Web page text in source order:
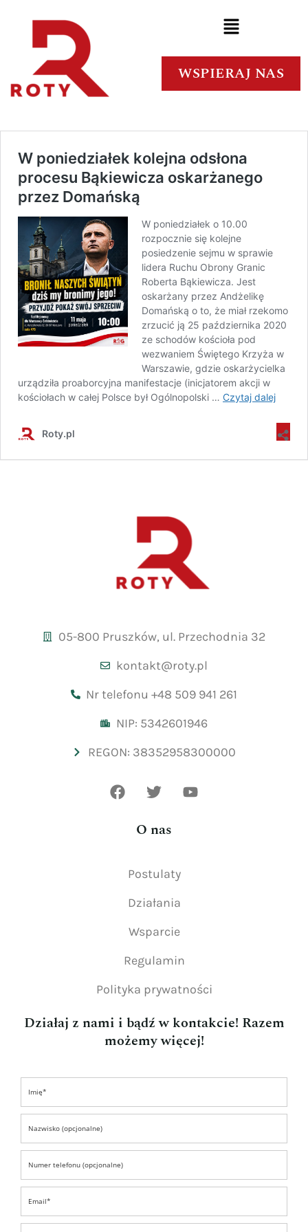
WSPIERAJ NAS
W poniedziałek kolejna odsłona
procesu Bąkiewicza oskarżanego
przez Domańską
W poniedziałek o 10.00
rozpocznie się kolejne
posiedzenie sejmu w sprawie
lidera Ruchu Obrony Granic
Roberta Bąkiewicza. Jest
oskarżany przez Andżelikę
Domańską o to, że miał rzekomo
zrzucić ją 25 października 2020
ze schodów kościoła pod
wezwaniem Świętego Krzyża w
Warszawie, gdzie oskarżycielka
urządziła proaborcyjna manifestacje (inicjatorem akcji w
kościołach w całej Polsce był Ogólnopolski … Czytaj dalej
Roty.pl
05-800 Pruszków, ul. Przechodnia 32
kontakt@roty.pl
Nr telefonu +48 509 941 261
NIP: 5342601946
REGON: 38352958300000
O nas
Postulaty
Działania
Wsparcie
Regulamin
Polityka prywatności
Działaj z nami i bądź w kontakcie! Razem
możemy więcej!